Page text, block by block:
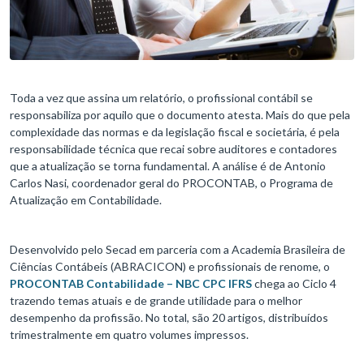
Toda a vez que assina um relatório, o profissional contábil se
responsabiliza por aquilo que o documento atesta. Mais do que pela
complexidade das normas e da legislação fiscal e societária, é pela
responsabilidade técnica que recai sobre auditores e contadores
que a atualização se torna fundamental. A análise é de Antonio
Carlos Nasi, coordenador geral do PROCONTAB, o Programa de
Atualização em Contabilidade.
Desenvolvido pelo Secad em parceria com a Academia Brasileira de
Ciências Contábeis (ABRACICON) e profissionais de renome, o
PROCONTAB Contabilidade – NBC CPC IFRSchega ao Ciclo 4
trazendo temas atuais e de grande utilidade para o melhor
desempenho da profissão. No total, são 20 artigos, distribuídos
trimestralmente em quatro volumes impressos.